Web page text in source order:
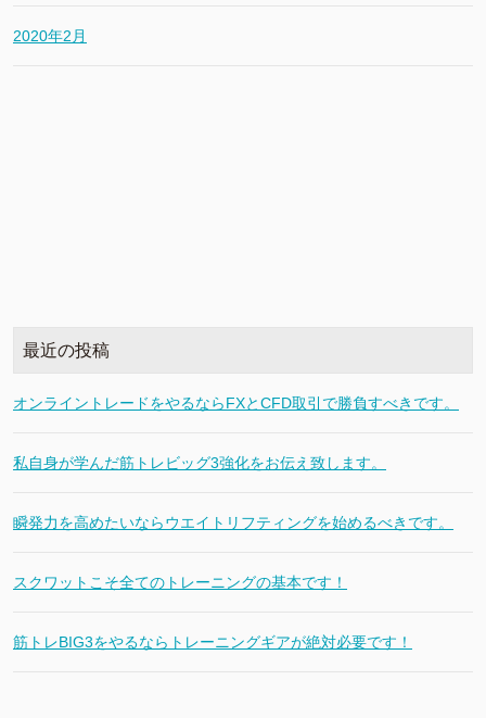
2020年2月
最近の投稿
オンライントレードをやるならFXとCFD取引で勝負すべきです。
私自身が学んだ筋トレビッグ3強化をお伝え致します。
瞬発力を高めたいならウエイトリフティングを始めるべきです。
スクワットこそ全てのトレーニングの基本です！
筋トレBIG3をやるならトレーニングギアが絶対必要です！